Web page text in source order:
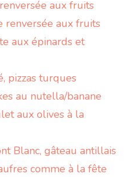
aux fruits
renversée aux fruits
aux épinards et
pizzas turques
au nutella/banane
aux olives à la
Blanc, gâteau antillais
comme à la fête